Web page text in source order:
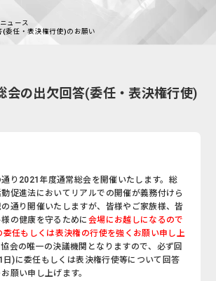
ュース
(委任・表決権行使)のお願い
会の出欠回答(委任・表決権行使)
り2021年度通常総会を開催いたします。総
促進法においてリアルでの開催が義務付けら
通り開催いたしますが、皆様やご家族様、皆
の健康を守るために 会場にお越しになるので
委任もしくは表決権の行使を強くお願い申し上
会の唯一の決議機関となりますので、必ず回
)に委任もしくは表決権行使等について回答
願い申し上げます。